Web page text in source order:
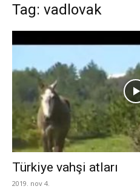
Tag: vadlovak
Türkiye vahşi atları
2019. nov 4.